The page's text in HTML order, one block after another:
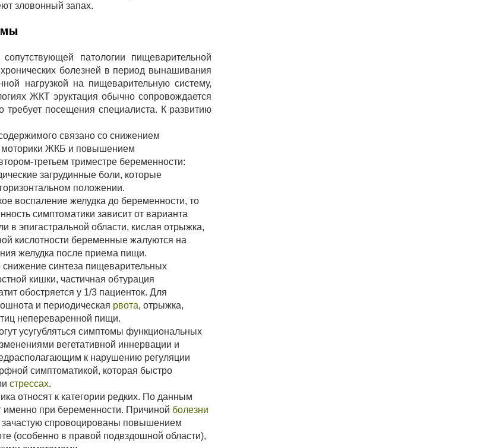
зловонный запах.
патологии пищеварительной
болезней в период вынашивания
нагрузкой на пищеварительную систему,
ЖКТ эруктация обычно сопровождается
требует посещения специалиста. К развитию
связано со снижением
моторики ЖКБ и повышением
третьем триместре беременности:
загрудинные боли, которые
положении.
воспаление желудка до беременности, то
симптоматики зависит от варианта
в эпигастральной области, кислая отрыжка,
кислотности беременные жалуются на
желудка после приема пищи.
синтеза пищеварительных
кишки, частичная обтурация
обостряется у 1/3 пациенток. Для
и периодическая рвота, отрыжка,
непереваренной пищи.
усугубляться симптомы функциональных
вегетативной иннервации и
к нарушению регуляции
симптоматикой, которая быстро
стрессах.
относят к категории редких. По данным
именно при беременности. Причиной болезни
спровоцированы повышением
(особенно в правой подвздошной области),